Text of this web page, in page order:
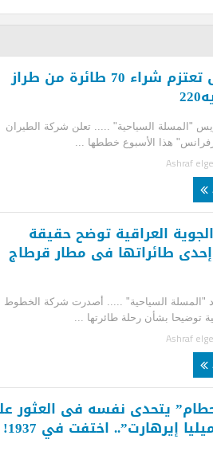
ايرفرانس تعتزم شراء 70 طائرة من طراز
..... تعلن شركة الطيران
الأسبوع خططها ...
توضح حقيقة
فى مطار قرطاج
..... أصدرت شركة الخطوط
رحلة طائرتها ...
نفسه فى العثور على
اختفت في 1937!